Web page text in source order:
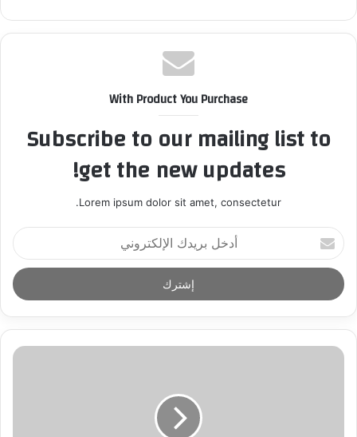
With Product You Purchase
Subscribe to our mailing list to
get the new updates!
Lorem ipsum dolor sit amet, consectetur.
أ
د
خ
ل
ر
د